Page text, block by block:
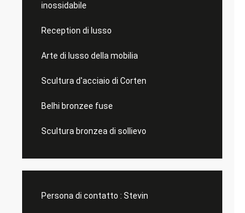
inossidabile
Reception di lusso
Arte di lusso della mobilia
Scultura d'acciaio di Corten
Belhi bronzee fuse
Scultura bronzea di sollievo
Persona di contatto : Stevin